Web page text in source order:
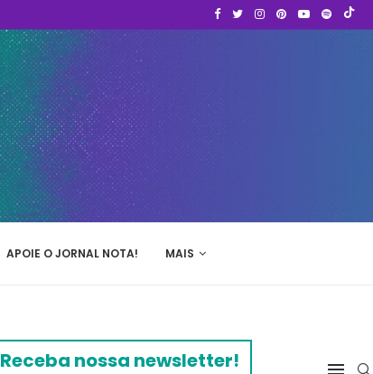
APOIE O JORNAL NOTA! MAIS
Receba nossa newsletter!